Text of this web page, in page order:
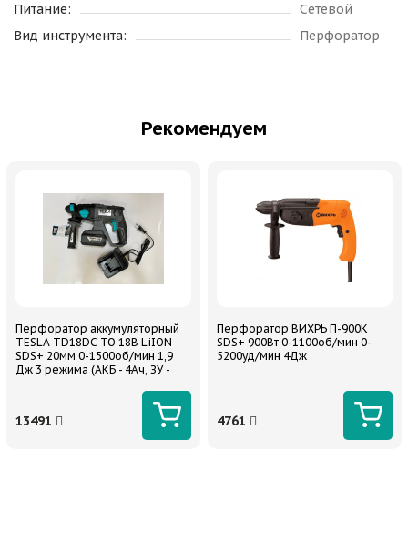
Питание:
Сетевой
Вид инструмента:
Перфоратор
Рекомендуем
Перфоратор аккумуляторный
TESLA TD18DC TO 18В LiION
SDS+ 20мм 0-1500об/мин 1,9
Дж 3 режима (АКБ - 4Ач, ЗУ -
13491
Перфоратор ВИХРЬ П-900К
SDS+ 900Вт 0-1100об/мин 0-
5200уд/мин 4Дж
4761